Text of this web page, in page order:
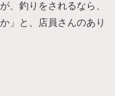
、釣りをされるなら、
」と、店員さんのあり